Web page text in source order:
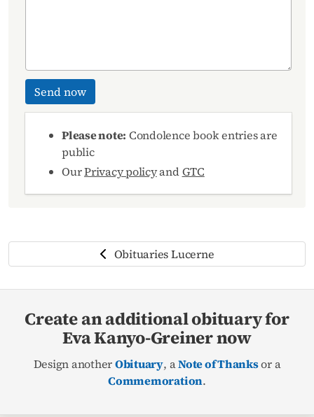
Send now
Please note: Condolence book entries are
public
OurPrivacy policyandGTC
Obituaries Lucerne
Create an additional obituary for
Eva Kanyo-Greiner now
Design anotherObituary, aNote of Thanksor a
Commemoration.